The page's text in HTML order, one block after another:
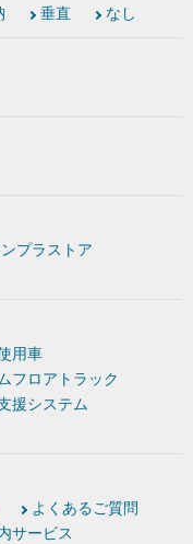
垂直 なし
プラストア
用車
フロアトラック
援システム
よくあるご質問
サービス